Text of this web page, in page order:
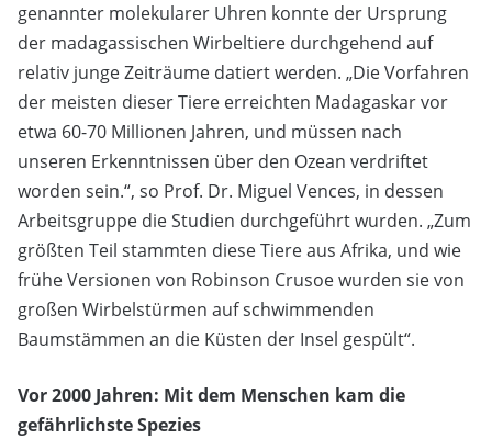
genannter molekularer Uhren konnte der Ursprung
der madagassischen Wirbeltiere durchgehend auf
relativ junge Zeiträume datiert werden. „Die Vorfahren
der meisten dieser Tiere erreichten Madagaskar vor
etwa 60-70 Millionen Jahren, und müssen nach
unseren Erkenntnissen über den Ozean verdriftet
worden sein.“, so Prof. Dr. Miguel Vences, in dessen
Arbeitsgruppe die Studien durchgeführt wurden. „Zum
größten Teil stammten diese Tiere aus Afrika, und wie
frühe Versionen von Robinson Crusoe wurden sie von
großen Wirbelstürmen auf schwimmenden
Baumstämmen an die Küsten der Insel gespült“.
Vor 2000 Jahren: Mit dem Menschen kam die
gefährlichste Spezies